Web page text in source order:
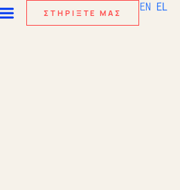
ΣΤΗΡΙΞΤΕ ΜΑΣ EN EL